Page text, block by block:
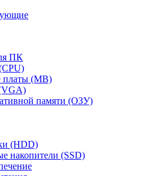
ПК
платы (MB)
памяти (ОЗУ)
(HDD)
накопители (SSD)